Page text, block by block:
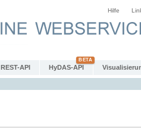
Hilfe
REST-API HyDAS-API